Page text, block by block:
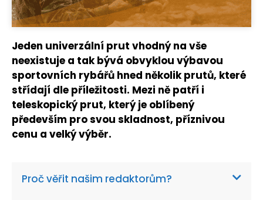
Jeden univerzální prut vhodný na vše
neexistuje a tak bývá obvyklou výbavou
sportovních rybářů hned několik prutů, které
střídají dle příležitosti. Mezi ně patří i
teleskopický prut, který je oblíbený
především pro svou skladnost, příznivou
cenu a velký výběr.
Proč věřit našim redaktorům?